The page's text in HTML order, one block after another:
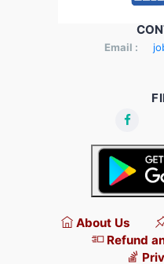
Email :
About Us
Refund